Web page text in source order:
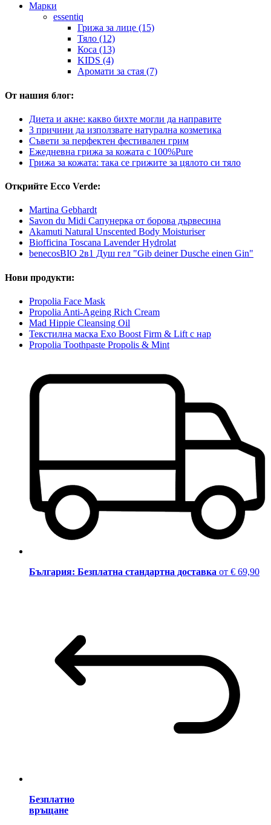
Марки
essentiq
Грижа за лице (15)
Тяло (12)
Коса (13)
KIDS (4)
Аромати за стая (7)
От нашия блог:
Диета и акне: какво бихте могли да направите
3 причини да използвате натурална козметика
Съвети за перфектен фестивален грим
Ежедневна грижа за кожата с 100%Pure
Грижа за кожата: така се грижите за цялото си тяло
Открийте Ecco Verde:
Martina Gebhardt
Savon du Midi Сапунерка от борова дървесина
Akamuti Natural Unscented Body Moisturiser
Biofficina Toscana Lavender Hydrolat
benecosBIO 2в1 Душ гел "Gib deiner Dusche einen Gin"
Нови продукти:
Propolia Face Mask
Propolia Anti-Ageing Rich Cream
Mad Hippie Cleansing Oil
Текстилна маска Exo Boost Firm & Lift с нар
Propolia Toothpaste Propolis & Mint
България: Безплатна стандартна доставка от € 69,90
Безплатно
връщане